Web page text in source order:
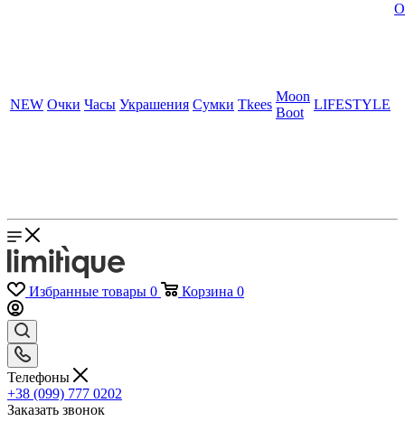
NEW Очки Часы Украшения Сумки Tkees
Moon
Boot
LIFESTYLE
Избранные товары 0 Корзина 0
Телефоны
+38 (099) 777 0202
Заказать звонок